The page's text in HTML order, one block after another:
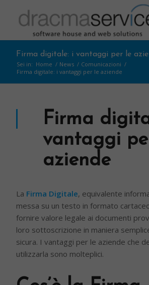
Firma digitale: i vantaggi per le
Sei in: Home / News / Comunicazioni /
Firma digitale: i vantaggi per le aziende
Firma
vantaggi
aziende
La Firma Digitale, equivalente
messa su un testo in formato
fornire valore legale ai documenti
loro sottoscrizione in maniera
sicura. I vantaggi per le aziende che
utilizzarla sono molteplici.